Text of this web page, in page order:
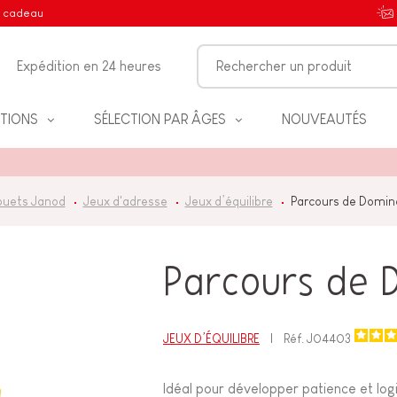
cadeau
Expédition en 24 heures
SÉLECTION PAR ÂGES NOUVEAUTÉS
Janod Jeux d'adresse Jeux d’équilibre Parcours de
Parcours de
JEUX D’ÉQUILIBRE Réf. J04403
Idéal pour développer patience et